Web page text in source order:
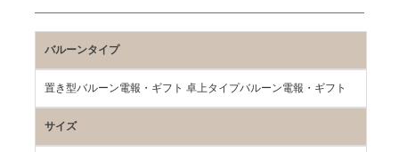
バルーンタイプ
置き型バルーン電報・ギフト 卓上タイプバルーン電報・ギフト
サイズ